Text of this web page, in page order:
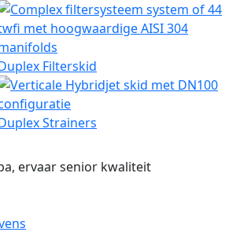
Filterskid
Strainers
ervaar senior kwaliteit